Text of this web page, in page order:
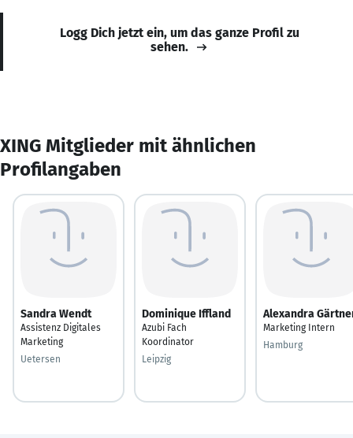
Logg Dich jetzt ein, um das ganze Profil zu
sehen.
XING Mitglieder mit ähnlichen
Profilangaben
Sandra Wendt
Assistenz Digitales
Marketing
Uetersen
Dominique Iffland
Azubi Fach
Koordinator
Leipzig
Alexandra
Marketing Intern
Hamburg